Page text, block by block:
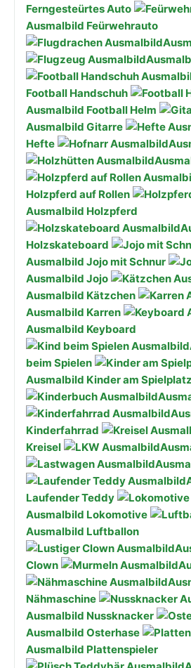
Ferngesteürtes Auto
Ausmalbild Feürwehrauto
Football Handschuh
Ausmalbild Football Helm
Ausmalbild Gitarre
Hefte
Holzpferd auf Rollen
Ausmalbild Holzpferd
Holzskateboard
Ausmalbild Jojo mit Schnur
Ausmalbild Jojo
Ausmalbild Kätzchen
Ausmalbild Karren
Ausmalbild Keyboard
beim Spielen
Ausmalbild Kinder am Spielplatz
Kinderfahrrad
Kreisel
Laufender Teddy
Ausmalbild Lokomotive
Ausmalbild Luftballon
Clown
Nähmaschine
Ausmalbild Nussknacker
Ausmalbild Osterhase
Ausmalbild Plattenspieler